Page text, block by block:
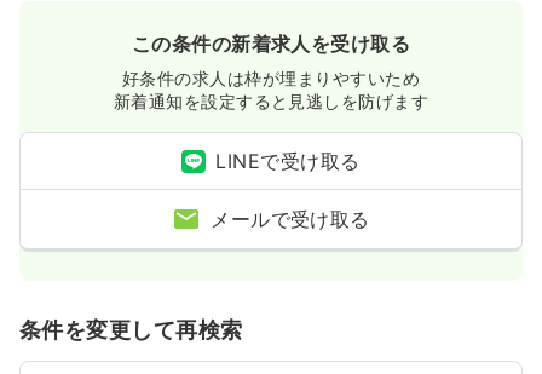
気になる 詳細を見る
この条件の新着求人を受け取る
好条件の求人は枠が埋まりやすいため
新着通知を設定すると見逃しを防げます
LINEで受け取る
メールで受け取る
条件を変更して再検索